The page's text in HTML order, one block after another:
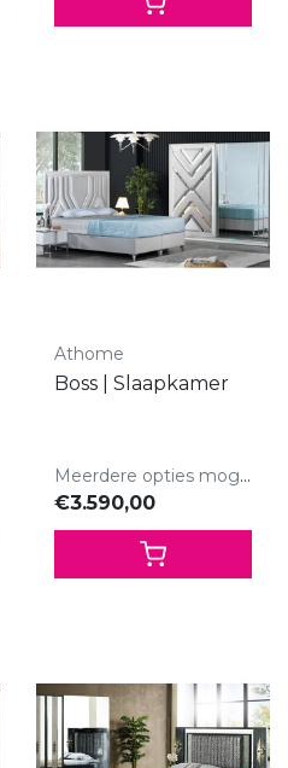
Athome
Boss | Slaapkamer
Meerdere opties mogelijk.
€3.590,00